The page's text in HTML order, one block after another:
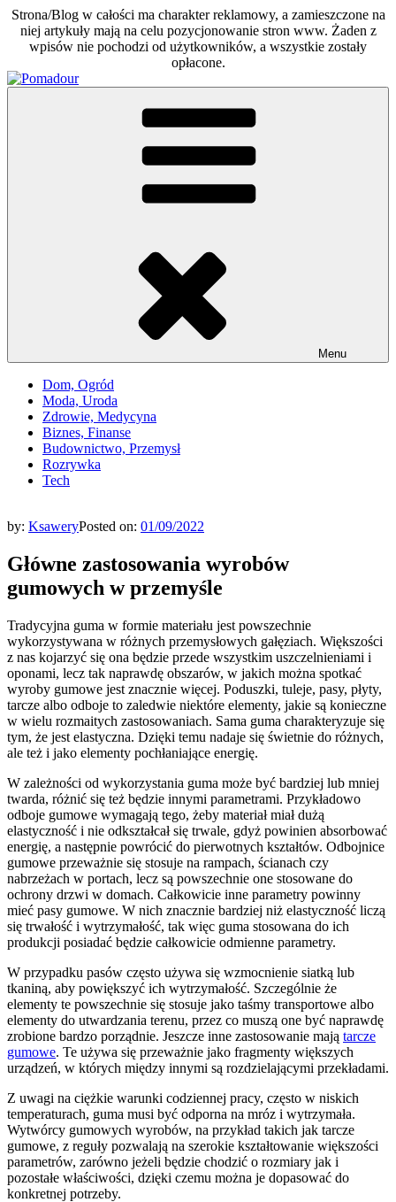
Strona/Blog w całości ma charakter reklamowy, a zamieszczone na
niej artykuły mają na celu pozycjonowanie stron www. Żaden z
wpisów nie pochodzi od użytkowników, a wszystkie zostały
opłacone.
Skip
to
Menu
Dom, Ogród
Moda, Uroda
Zdrowie, Medycyna
Biznes, Finanse
Budownictwo, Przemysł
Rozrywka
Tech
by: KsaweryPosted on: 01/09/2022
Główne zastosowania wyrobów
gumowych w przemyśle
Tradycyjna guma w formie materiału jest powszechnie
wykorzystywana w różnych przemysłowych gałęziach. Większości
z nas kojarzyć się ona będzie przede wszystkim uszczelnieniami i
oponami, lecz tak naprawdę obszarów, w jakich można spotkać
wyroby gumowe jest znacznie więcej. Poduszki, tuleje, pasy, płyty,
tarcze albo odboje to zaledwie niektóre elementy, jakie są konieczne
w wielu rozmaitych zastosowaniach. Sama guma charakteryzuje się
tym, że jest elastyczna. Dzięki temu nadaje się świetnie do różnych,
ale też i jako elementy pochłaniające energię.
W zależności od wykorzystania guma może być bardziej lub mniej
twarda, różnić się też będzie innymi parametrami. Przykładowo
odboje gumowe wymagają tego, żeby materiał miał dużą
elastyczność i nie odkształcał się trwale, gdyż powinien absorbować
energię, a następnie powrócić do pierwotnych kształtów. Odbojnice
gumowe przeważnie się stosuje na rampach, ścianach czy
nabrzeżach w portach, lecz są powszechnie one stosowane do
ochrony drzwi w domach. Całkowicie inne parametry powinny
mieć pasy gumowe. W nich znacznie bardziej niż elastyczność liczą
się trwałość i wytrzymałość, tak więc guma stosowana do ich
produkcji posiadać będzie całkowicie odmienne parametry.
W przypadku pasów często używa się wzmocnienie siatką lub
tkaniną, aby powiększyć ich wytrzymałość. Szczególnie że
elementy te powszechnie się stosuje jako taśmy transportowe albo
elementy do utwardzania terenu, przez co muszą one być naprawdę
zrobione bardzo porządnie. Jeszcze inne zastosowanie mają tarcze
gumowe. Te używa się przeważnie jako fragmenty większych
urządzeń, w których między innymi są rozdzielającymi przekładami.
Z uwagi na ciężkie warunki codziennej pracy, często w niskich
temperaturach, guma musi być odporna na mróz i wytrzymała.
Wytwórcy gumowych wyrobów, na przykład takich jak tarcze
gumowe, z reguły pozwalają na szerokie kształtowanie większości
parametrów, zarówno jeżeli będzie chodzić o rozmiary jak i
pozostałe właściwości, dzięki czemu można je dopasować do
konkretnej potrzeby.